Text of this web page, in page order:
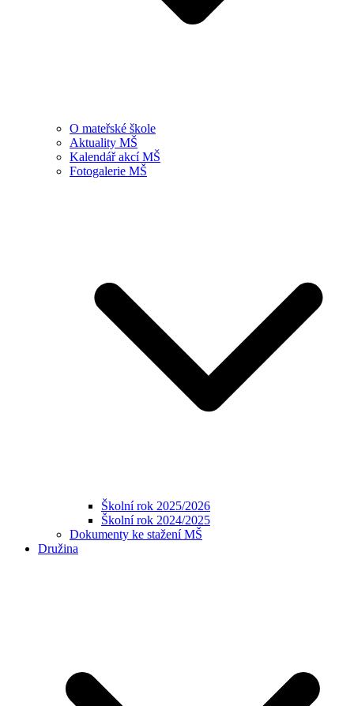
O mateřské škole
Aktuality MŠ
Kalendář akcí MŠ
Fotogalerie MŠ
Školní rok 2025/2026
Školní rok 2024/2025
Dokumenty ke stažení MŠ
Družina